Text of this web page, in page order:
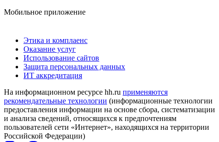
Мобильное приложение
Этика и комплаенс
Оказание услуг
Использование сайтов
Защита персональных данных
ИТ аккредитация
На информационном ресурсе hh.ru применяются
рекомендательные технологии (информационные технологии
предоставления информации на основе сбора, систематизации
и анализа сведений, относящихся к предпочтениям
пользователей сети «Интернет», находящихся на территории
Российской Федерации)